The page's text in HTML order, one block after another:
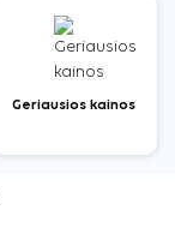
Geriausios kainos